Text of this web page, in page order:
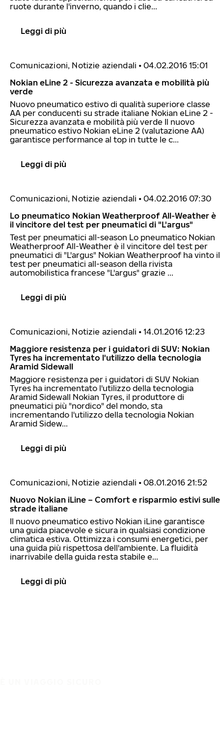
ruote durante l'inverno, quando i clie...
Leggi di più
Comunicazioni, Notizie aziendali • 04.02.2016 15:01
Nokian eLine 2 - Sicurezza avanzata e mobilità più
verde
Nuovo pneumatico estivo di qualità superiore classe
AA per conducenti su strade italiane Nokian eLine 2 -
Sicurezza avanzata e mobilità più verde Il nuovo
pneumatico estivo Nokian eLine 2 (valutazione AA)
garantisce performance al top in tutte le c...
Leggi di più
Comunicazioni, Notizie aziendali • 04.02.2016 07:30
Lo pneumatico Nokian Weatherproof All-Weather è
il vincitore del test per pneumatici di "L'argus"
Test per pneumatici all-season Lo pneumatico Nokian
Weatherproof All-Weather è il vincitore del test per
pneumatici di "L'argus" Nokian Weatherproof ha vinto il
test per pneumatici all-season della rivista
automobilistica francese "L'argus" grazie ...
Leggi di più
Comunicazioni, Notizie aziendali • 14.01.2016 12:23
Maggiore resistenza per i guidatori di SUV: Nokian
Tyres ha incrementato l'utilizzo della tecnologia
Aramid Sidewall
Maggiore resistenza per i guidatori di SUV Nokian
Tyres ha incrementato l'utilizzo della tecnologia
Aramid Sidewall Nokian Tyres, il produttore di
pneumatici più "nordico" del mondo, sta
incrementando l'utilizzo della tecnologia Nokian
Aramid Sidew...
Leggi di più
Comunicazioni, Notizie aziendali • 08.01.2016 21:52
Nuovo Nokian iLine – Comfort e risparmio estivi sulle
strade italiane
Il nuovo pneumatico estivo Nokian iLine garantisce
una guida piacevole e sicura in qualsiasi condizione
climatica estiva. Ottimizza i consumi energetici, per
una guida più rispettosa dell'ambiente. La fluidità
inarrivabile della guida resta stabile e...
Leggi di più